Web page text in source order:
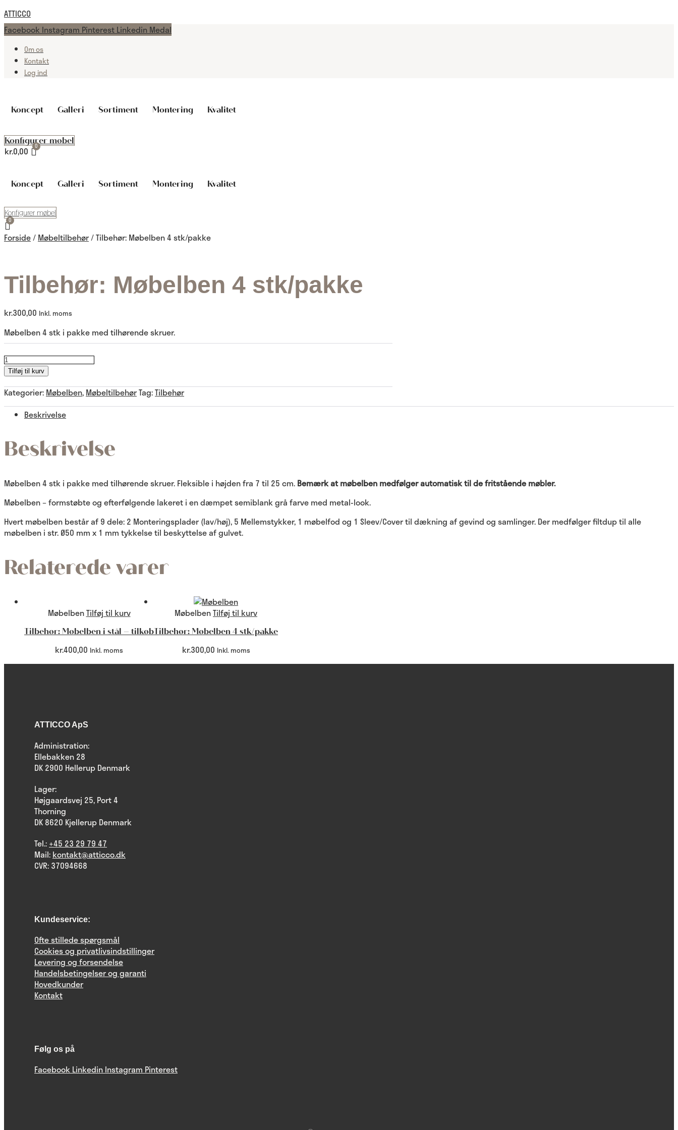
Spring
til
indhold
ATTICCO
Facebook Instagram Pinterest Linkedin Medal
Om os
Kontakt
Log ind
Koncept Galleri Sortiment Montering Kvalitet
Konfigurer møbel
kr.0,00
Koncept Galleri Sortiment Montering Kvalitet
Konfigurer møbel
Forside/ Møbeltilbehør/ Tilbehør: Møbelben 4 stk/pakke
Tilbehør: Møbelben 4 stk/pakke
kr.300,00 Inkl. moms
Møbelben 4 stk i pakke med tilhørende skruer.
Tilbehør:
Møbelben
stk/pakke
Tilføj til kurv
Kategorier: Møbelben, MøbeltilbehørTag:Tilbehør
Beskrivelse
Beskrivelse
Møbelben 4 stk i pakke med tilhørende skruer. Fleksible i højden fra 7 til 25 cm. Bemærk at møbelben medfølger automatisk til de fritstående møbler.
Møbelben – formstøbte og efterfølgende lakeret i en dæmpet semiblank grå farve med metal-look.
Hvert møbelben består af 9 dele: 2 Monteringsplader (lav/høj), 5 Mellemstykker, 1 møbelfod og 1 Sleev/Cover til dækning af gevind og samlinger. Der medfølger filtdup til alle
møbelben i str. Ø50 mm x 1 mm tykkelse til beskyttelse af gulvet.
Relaterede varer
MøbelbenTilføj til kurv
Tilbehør: Møbelben i stål – tilkøb
kr.400,00 Inkl. moms
MøbelbenTilføj til kurv
Tilbehør: Møbelben 4 stk/pakke
kr.300,00 Inkl. moms
ATTICCO ApS
Administration:
Ellebakken 28
DK 2900 Hellerup Denmark
Lager:
Højgaardsvej 25, Port 4
Thorning
DK 8620 Kjellerup Denmark
Tel.: +45 23 29 79 47
Mail: kontakt@atticco.dk
CVR: 37094668
Kundeservice:
Ofte stillede spørgsmål
Cookies og privatlivsindstillinger
Levering og forsendelse
Handelsbetingelser og garanti
Hovedkunder
Kontakt
Følg os på
Facebook Linkedin Instagram Pinterest